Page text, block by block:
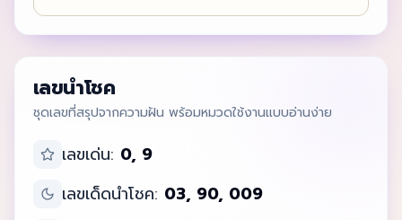
เลขนำโชค
ชุดเลขที่สรุปจากความฝัน พร้อมหมวดใช้งานแบบอ่านง่าย
เลขเด่น: 0, 9
เลขเด็ดนำโชค: 03, 90, 009